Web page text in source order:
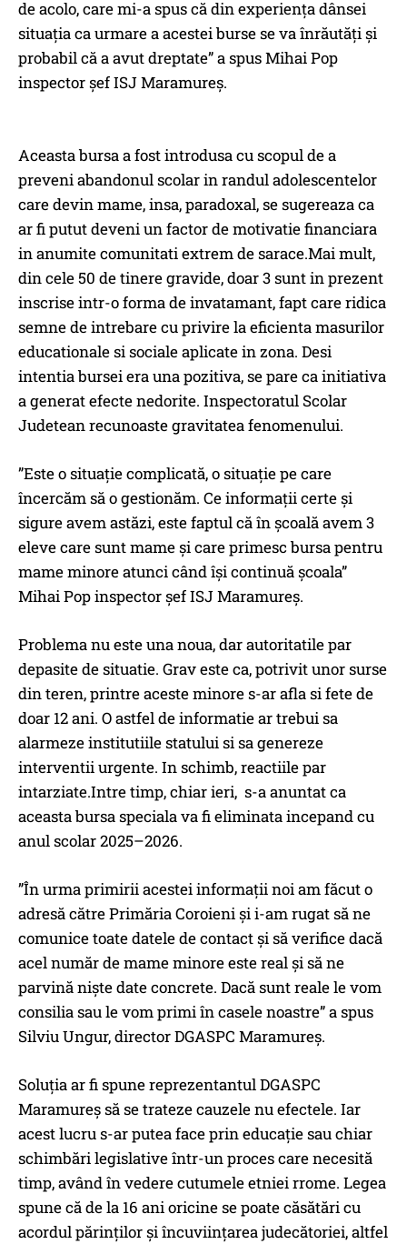
de acolo, care mi-a spus că din experiența dânsei
situația ca urmare a acestei burse se va înrăutăți și
probabil că a avut dreptate” a spus Mihai Pop
inspector șef ISJ Maramureș.
Aceasta bursa a fost introdusa cu scopul de a
preveni abandonul scolar in randul adolescentelor
care devin mame, insa, paradoxal, se sugereaza ca
ar fi putut deveni un factor de motivatie financiara
in anumite comunitati extrem de sarace.Mai mult,
din cele 50 de tinere gravide, doar 3 sunt in prezent
inscrise intr-o forma de invatamant, fapt care ridica
semne de intrebare cu privire la eficienta masurilor
educationale si sociale aplicate in zona. Desi
intentia bursei era una pozitiva, se pare ca initiativa
a generat efecte nedorite. Inspectoratul Scolar
Judetean recunoaste gravitatea fenomenului.
”Este o situație complicată, o situație pe care
încercăm să o gestionăm. Ce informații certe și
sigure avem astăzi, este faptul că în școală avem 3
eleve care sunt mame și care primesc bursa pentru
mame minore atunci când își continuă școala”
Mihai Pop inspector șef ISJ Maramureș.
Problema nu este una noua, dar autoritatile par
depasite de situatie. Grav este ca, potrivit unor surse
din teren, printre aceste minore s-ar afla si fete de
doar 12 ani. O astfel de informatie ar trebui sa
alarmeze institutiile statului si sa genereze
interventii urgente. In schimb, reactiile par
intarziate.Intre timp, chiar ieri, s-a anuntat ca
aceasta bursa speciala va fi eliminata incepand cu
anul scolar 2025–2026.
”În urma primirii acestei informații noi am făcut o
adresă către Primăria Coroieni și i-am rugat să ne
comunice toate datele de contact și să verifice dacă
acel număr de mame minore este real și să ne
parvină niște date concrete. Dacă sunt reale le vom
consilia sau le vom primi în casele noastre” a spus
Silviu Ungur, director DGASPC Maramureș.
Soluția ar fi spune reprezentantul DGASPC
Maramureș să se trateze cauzele nu efectele. Iar
acest lucru s-ar putea face prin educație sau chiar
schimbări legislative într-un proces care necesită
timp, având în vedere cutumele etniei rrome. Legea
spune că de la 16 ani oricine se poate căsătări cu
acordul părinților și încuviințarea judecătoriei, altfel